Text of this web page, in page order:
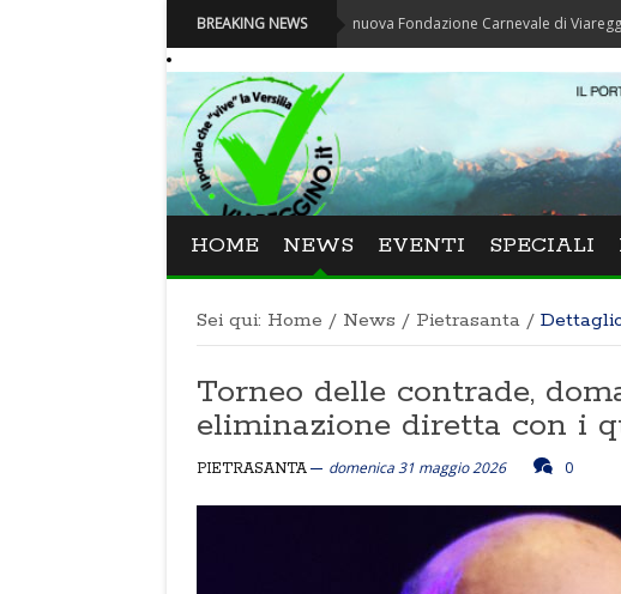
BREAKING NEWS
Carnevale - Nominata la nuova Fondazione Carnevale di Viareggio
HOME NEWS EVENTI SPECIALI
Sei qui: Home / News / Pietrasanta /
Torneo delle contrade,
eliminazione diretta con i
PIETRASANTA domenica 31 maggio 2026 0